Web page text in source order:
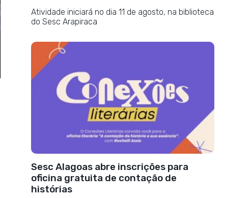
Atividade iniciará no dia 11 de agosto, na biblioteca
do Sesc Arapiraca
Sesc Alagoas abre inscrições para
oficina gratuita de contação de
histórias